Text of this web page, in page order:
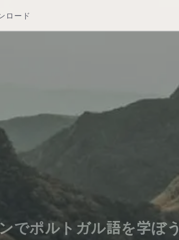
ロード
でポルトガル語を学ぼう